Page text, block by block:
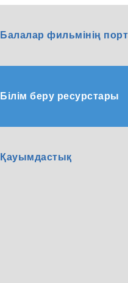
Балалар фильмінің
Білім беру ресурстары
Қауымдастық